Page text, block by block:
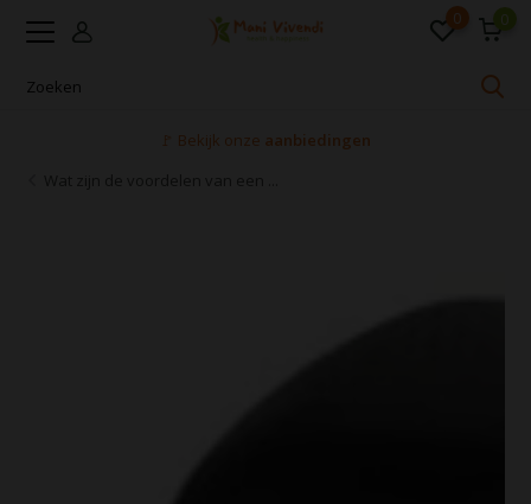
0 0
Voor 16:00 uur besteld, dezelfde dag verzonden